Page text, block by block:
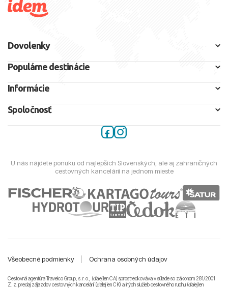
Dovolenky
Populárne destinácie
Informácie
Spoločnosť
U nás nájdete ponuku od najlepších Slovenských, ale aj zahraničných
cestovných kancelárií na jednom mieste
Všeobecné podmienky Ochrana osobných údajov
Cestovná agentúra Travelco Group, s. r. o., (ďalej len CA) sprostredkováva v súlade so zákonom 281/2001
Z. z. predaj zájazdov cestovných kancelárii (ďalej len CK) a iných služieb cestovného ruchu (ďalej len